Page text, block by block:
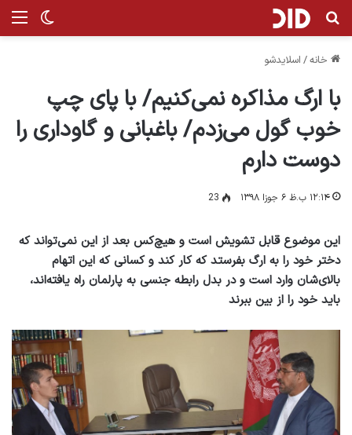
تغییر جستجو برای
خانه/ اسلایدشو
با ارگ مذاکره نمی‌کنیم/ با پای چپ
خوب گول می‌زدم/ باغبانی و گاوداری را
دوست دارم
۱۲:۱۴ ب.ظ ۶ جوزا ۱۳۹۸ 23
این موضوع قابل تشویش است و هیچ‌کس بعد از این نمی‌تواند که
دختر خود را به ارگ بفرستد که کار کند و کسانی که این اتهام
بالای‌شان وارد است و در بدل رابطه جنسی به پارلمان راه یافته‌اند،
باید خود را از بین ببرند